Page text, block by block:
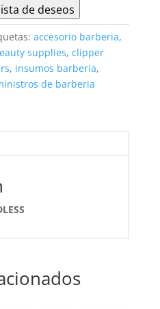
de deseos
accesorio barberia,
supplies, clipper
, insumos barberia,
de barberia